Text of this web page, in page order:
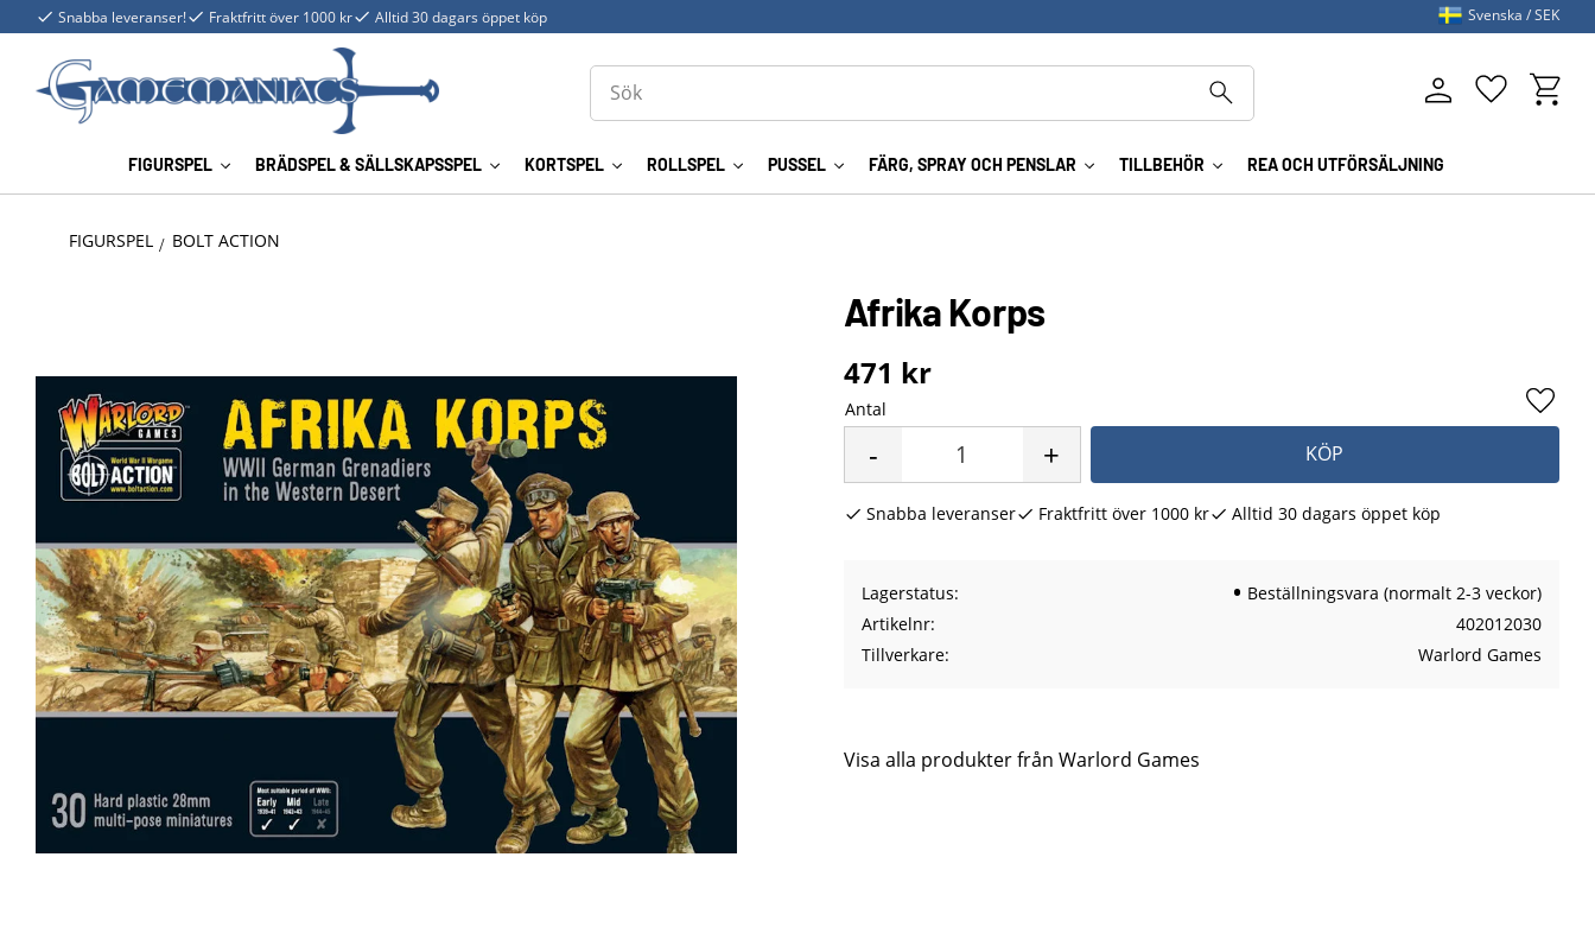
Snabba leveranser! Fraktfritt över 1000 kr Alltid 30 dagars öppet köp
FIGURSPEL BRÄDSPEL & SÄLLSKAPSSPEL KORTSPEL ROLLSPEL PUSSEL FÄRG, SPRAY OCH PENSLAR TILLBEHÖR REA OCH UTFÖRSÄLJNING
Favoriter
Svenska SEK
FIGURSPEL BOLT ACTION
Afrika Korps
471 kr
Antal
+
- KÖP
Lägg
Snabba leveranser Fraktfritt över 1000 kr Alltid 30 dagars öppet köp
Lagerstatus
Beställningsvara (normalt 2-3 veckor)
Artikelnr
402012030
Tillverkare
Warlord Games
Visa alla produkter från Warlord Games